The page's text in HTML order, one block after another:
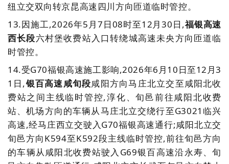
纽立交双向转京昆高速四川方向匝道临时管控。
13.因施工,2026年5月7日08时至12月30日,福银高速
西长段六村堡收费站入口转绕城高速未央方向匝道临
时管控。
14.受G70福银高速施工影响,2026年6月10日至12月3
1日,银百高速咸旬段咸阳方向马庄北立交至咸阳北收
费站之间主线临时管控,淳化、旬邑前往咸阳北收费
站、机场方向的车辆从马庄北立交绕行至G3021临兴
高速,经马庄西立交驶入G70福银高速通行;咸阳北立交
旬邑方向K594至K592段主线临时管控,前往旬邑方向
的车辆从咸阳北收费站驶入G69银百高速沿永寿、旬